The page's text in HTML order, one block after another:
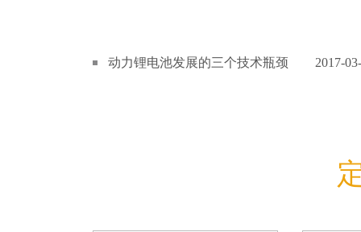
动力锂电池发展的三个技术瓶颈 2017-